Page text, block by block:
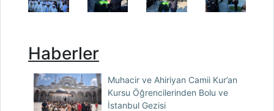
Haberler
Muhacir ve Ahiriyan Camii Kur’an
Kursu Öğrencilerinden Bolu ve
İstanbul Gezisi